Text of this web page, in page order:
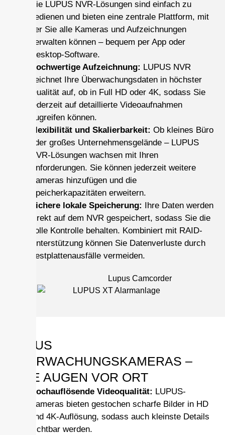
Die LUPUS NVR-Lösungen sind einfach zu
bedienen und bieten eine zentrale Plattform, mit
der Sie alle Kameras und Aufzeichnungen
verwalten können – bequem per App oder
Desktop-Software.
Hochwertige Aufzeichnung: LUPUS NVR
zeichnet Ihre Überwachungsdaten in höchster
Qualität auf, ob in Full HD oder 4K, sodass Sie
jederzeit auf detaillierte Videoaufnahmen
zugreifen können.
Flexibilität und Skalierbarkeit: Ob kleines Büro
oder großes Unternehmensgelände – LUPUS
NVR-Lösungen wachsen mit Ihren
Anforderungen. Sie können jederzeit weitere
Kameras hinzufügen und die
Speicherkapazitäten erweitern.
Sichere lokale Speicherung: Ihre Daten werden
direkt auf dem NVR gespeichert, sodass Sie die
volle Kontrolle behalten. Kombiniert mit RAID-
Unterstützung können Sie Datenverluste durch
Festplattenausfälle vermeiden.
LUPUS
ÜBERWACHUNGSKAMERAS –
IHRE AUGEN VOR ORT
Hochauflösende Videoqualität: LUPUS-
Kameras bieten gestochen scharfe Bilder in HD
und 4K-Auflösung, sodass auch kleinste Details
sichtbar werden.